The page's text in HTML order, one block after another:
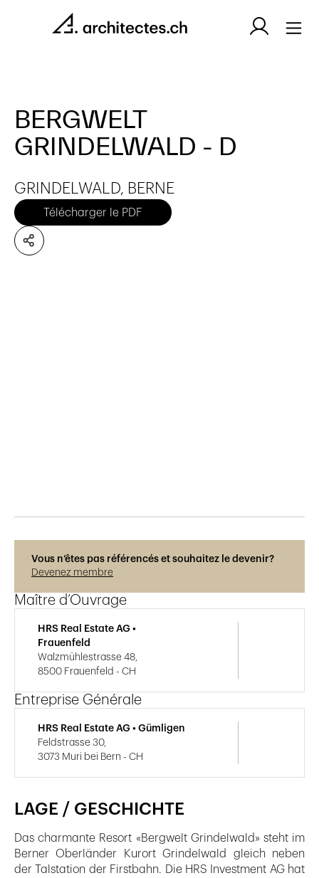
BERGWELT
GRINDELWALD - D
GRINDELWALD, BERNE
Télécharger le PDF
LAGE / GESCHICHTE
Das charmante Resort «Bergwelt Grindelwald» steht im
Berner Oberländer Kurort Grindelwald gleich neben
der Talstation der Firstbahn. Die HRS Investment AG hat
Vous n’êtes pas référencés et souhaitez le devenir?
Devenez membre
Maître d’Ouvrage
HRS Real Estate AG •
Frauenfeld
Walzmühlestrasse 48,
8500 Frauenfeld - CH
Entreprise Générale
HRS Real Estate AG • Gümligen
Feldstrasse 30,
3073 Muri bei Bern - CH